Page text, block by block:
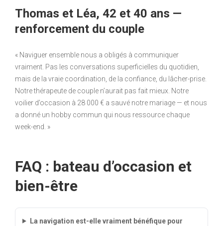
Thomas et Léa, 42 et 40 ans —
renforcement du couple
« Naviguer ensemble nous a obligés à communiquer
vraiment. Pas les conversations superficielles du quotidien,
mais de la vraie coordination, de la confiance, du lâcher-prise.
Notre thérapeute de couple n’aurait pas fait mieux. Notre
voilier d’occasion à 28 000 € a sauvé notre mariage — et nous
a donné un hobby commun qui nous ressource chaque
week-end. »
FAQ : bateau d’occasion et
bien-être
La navigation est-elle vraiment bénéfique pour